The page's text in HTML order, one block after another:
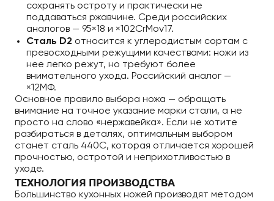
сохранять остроту и практически не
поддаваться ржавчине. Среди российских
аналогов — 95×18 и ×102CrMov17.
Сталь D2 относится к углеродистым сортам с
превосходными режущими качествами: ножи из
нее легко режут, но требуют более
внимательного ухода. Российский аналог —
×12МФ.
Основное правило выбора ножа — обращать
внимание на точное указание марки стали, а не
просто на слово «нержавейка». Если не хотите
разбираться в деталях, оптимальным выбором
станет сталь 440C, которая отличается хорошей
прочностью, остротой и неприхотливостью в
уходе.
ТЕХНОЛОГИЯ ПРОИЗВОДСТВА
Большинство кухонных ножей производят методом